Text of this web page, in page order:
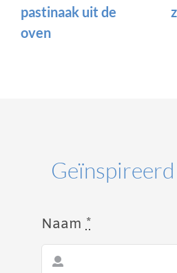
pastinaak uit de
oven
Naam*